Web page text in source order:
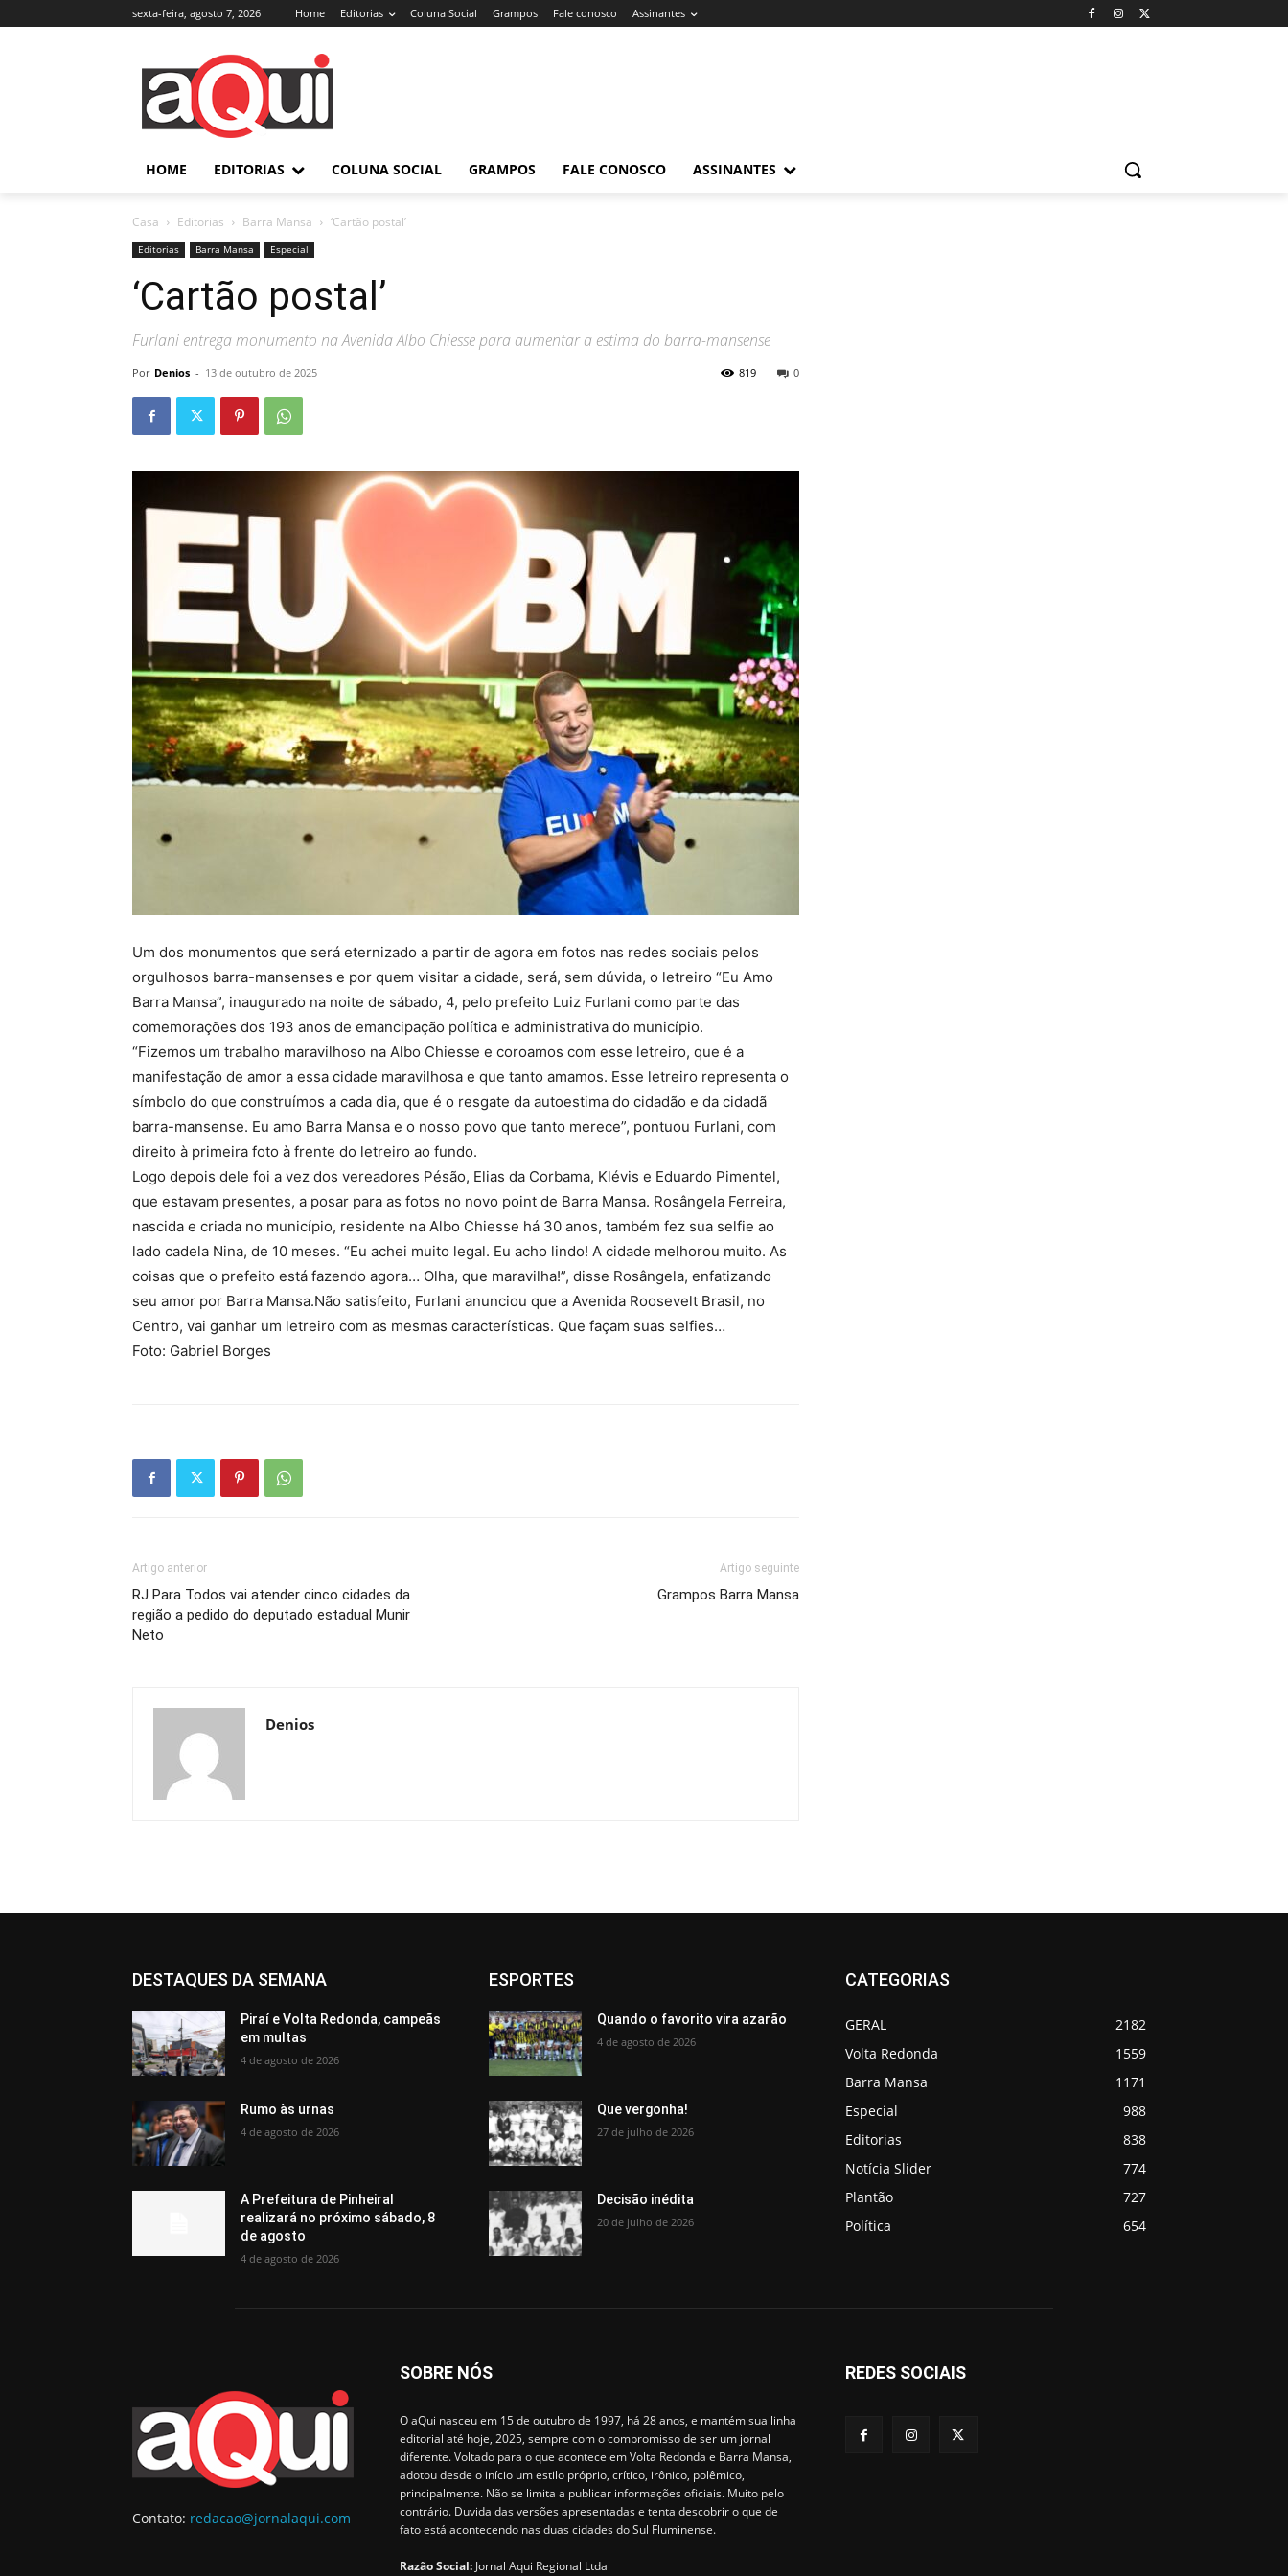
sexta-feira, agosto 7, 2026 Home Editorias Coluna Social Grampos Fale conosco Assinantes
HOME EDITORIAS COLUNA SOCIAL GRAMPOS FALE CONOSCO ASSINANTES
Casa Editorias Barra Mansa ‘Cartão postal’
Editorias Barra Mansa Especial
‘Cartão postal’
Furlani entrega monumento na Avenida Albo Chiesse para aumentar a estima do barra-mansense
Por Denios - 13 de outubro de 2025 0
819
Um dos monumentos que será eternizado a partir de agora em fotos nas redes sociais pelos
orgulhosos barra-mansenses e por quem visitar a cidade, será, sem dúvida, o letreiro “Eu Amo
Barra Mansa”, inaugurado na noite de sábado, 4, pelo prefeito Luiz Furlani como parte das
comemorações dos 193 anos de emancipação política e administrativa do município.
“Fizemos um trabalho maravilhoso na Albo Chiesse e coroamos com esse letreiro, que é a
manifestação de amor a essa cidade maravilhosa e que tanto amamos. Esse letreiro representa o
símbolo do que construímos a cada dia, que é o resgate da autoestima do cidadão e da cidadã
barra-mansense. Eu amo Barra Mansa e o nosso povo que tanto merece”, pontuou Furlani, com
direito à primeira foto à frente do letreiro ao fundo.
Logo depois dele foi a vez dos vereadores Pésão, Elias da Corbama, Klévis e Eduardo Pimentel,
que estavam presentes, a posar para as fotos no novo point de Barra Mansa. Rosângela Ferreira,
nascida e criada no município, residente na Albo Chiesse há 30 anos, também fez sua selfie ao
lado cadela Nina, de 10 meses. “Eu achei muito legal. Eu acho lindo! A cidade melhorou muito. As
coisas que o prefeito está fazendo agora… Olha, que maravilha!”, disse Rosângela, enfatizando
seu amor por Barra Mansa.Não satisfeito, Furlani anunciou que a Avenida Roosevelt Brasil, no
Centro, vai ganhar um letreiro com as mesmas características. Que façam suas selfies…
Foto: Gabriel Borges
Artigo anterior
RJ Para Todos vai atender cinco cidades da
região a pedido do deputado estadual Munir
Neto
Artigo seguinte
Grampos Barra Mansa
Denios
DESTAQUES DA SEMANA
Piraí e Volta Redonda, campeãs
em multas
4 de agosto de 2026
Rumo às urnas
4 de agosto de 2026
A Prefeitura de Pinheiral
realizará no próximo sábado, 8
de agosto
4 de agosto de 2026
ESPORTES
Quando o favorito vira azarão
4 de agosto de 2026
Que vergonha!
27 de julho de 2026
Decisão inédita
20 de julho de 2026
CATEGORIAS
GERAL
2182
Volta Redonda
1559
Barra Mansa
1171
Especial
988
Editorias
838
Notícia Slider
774
Plantão
727
Política
654
Contato: redacao@jornalaqui.com
SOBRE NÓS
O aQui nasceu em 15 de outubro de 1997, há 28 anos, e mantém sua linha
editorial até hoje, 2025, sempre com o compromisso de ser um jornal
diferente. Voltado para o que acontece em Volta Redonda e Barra Mansa,
adotou desde o início um estilo próprio, crítico, irônico, polêmico,
principalmente. Não se limita a publicar informações oficiais. Muito pelo
contrário. Duvida das versões apresentadas e tenta descobrir o que de
fato está acontecendo nas duas cidades do Sul Fluminense.
Razão Social: Jornal Aqui Regional Ltda
REDES SOCIAIS